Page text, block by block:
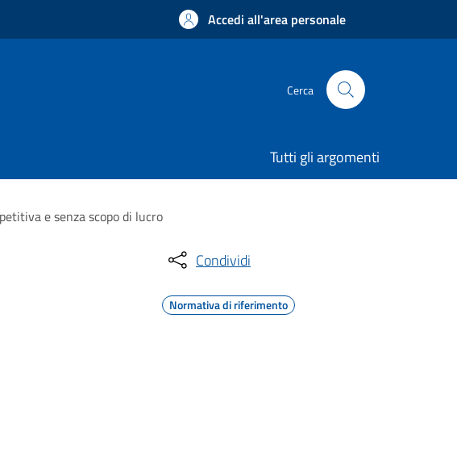
Accedi all'area personale
Cerca
Tutti gli argomenti
e senza scopo di lucro
Condividi
Normativa di riferimento